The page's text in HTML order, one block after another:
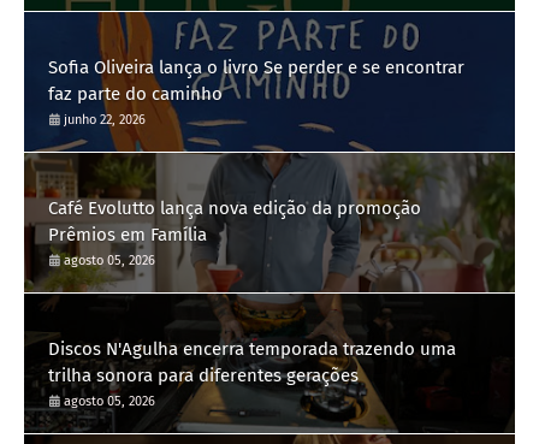
Sofia Oliveira lança o livro Se perder e se encontrar
faz parte do caminho
junho 22, 2026
Café Evolutto lança nova edição da promoção
Prêmios em Família
agosto 05, 2026
Discos N'Agulha encerra temporada trazendo uma
trilha sonora para diferentes gerações
agosto 05, 2026